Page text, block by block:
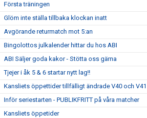
Första träningen
Glöm inte ställa tillbaka klockan inatt
Avgörande returmatch mot 5:an
Bingolottos julkalender hittar du hos ABI
ABI Säljer goda kakor - Stötta oss gärna
Tjejer i åk 5 & 6 startar nytt lag!!
Kansliets öppettider tillfälligt ändrade V40 och V41
Inför seriestarten - PUBLIKFRITT på våra matcher
Kansliets öppetider